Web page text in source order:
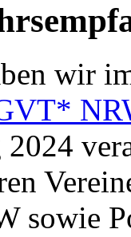
wir
sowie